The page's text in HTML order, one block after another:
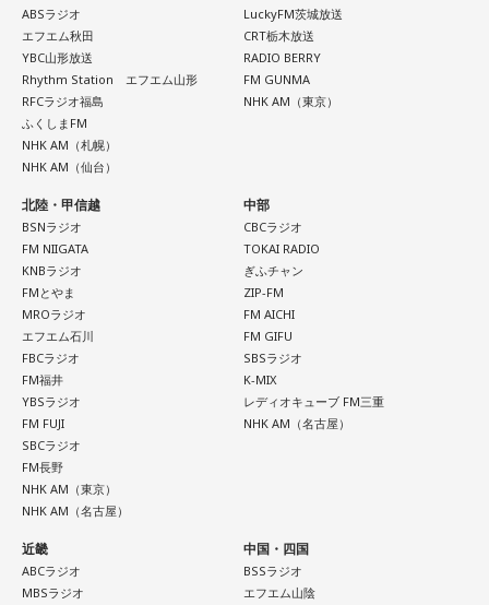
いうか。リーガルリリーでは、音楽を聴いてほしくて作って
いるんですけれど、ドラマの音楽は、映像を観てもらわない
といけないので、逆に聴いてもらったらダメなんですよ。だ
から、音楽を通して真逆な作り方を体験できて、めちゃめち
ゃ面白かったです。
◆新曲「コニファー」に込めた想い
遠山：リーガルリリーは、7月11日（土）に新曲「コニファ
ー」を配信リリースしました。おめでとうございます。
ほのか・海：ありがとうございます。
潮：「コニファー」はテレビアニメ「これ描いて死ね」のエ
ンディングテーマとなっています。
遠山：テレビアニメの楽曲を手がけるのは初めてじゃないよ
ね？
ほのか：はい。
ABSラジオ
エフエム秋田
YBC山形放送
Rhythm Station エフエム山形
RFCラジオ福島
ふくしまFM
NHK AM（札幌）
NHK AM（仙台）
LuckyFM茨城放送
CRT栃木放送
RADIO BERRY
FM GUNMA
NHK AM（東京）
北陸・甲信越
BSNラジオ
FM NIIGATA
KNBラジオ
FMとやま
MROラジオ
エフエム石川
FBCラジオ
FM福井
YBSラジオ
FM FUJI
SBCラジオ
FM長野
NHK AM（東京）
NHK AM（名古屋）
中部
CBCラジオ
TOKAI RADIO
ぎふチャン
ZIP-FM
FM AICHI
FM GIFU
SBSラジオ
K-MIX
レディオキューブ FM三重
NHK AM（名古屋）
近畿
ABCラジオ
MBSラジオ
中国・四国
BSSラジオ
エフエム山陰